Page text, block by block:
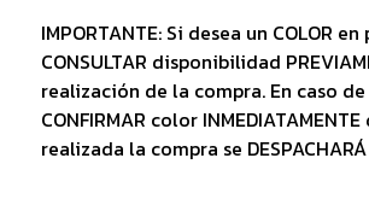
IMPORTANTE: Si desea un COLOR
CONSULTAR disponibilidad
realización de la compra. En caso
CONFIRMAR color
realizada la compra se